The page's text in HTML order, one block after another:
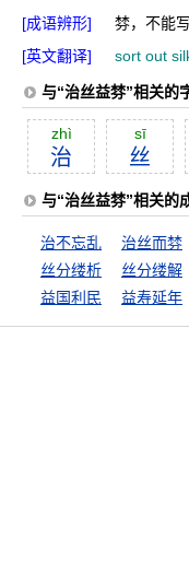
[成语辨形]
棼，不能写
[英文翻译]
sort out
与“治丝益棼”相关的
zhì
治
sī
丝
与“治丝益棼”相关的
治不忘乱 治丝而棼
丝分缕析
丝分缕解
益国利民
益寿延年